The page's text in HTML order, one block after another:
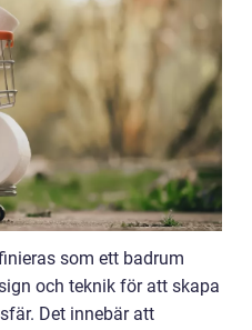
som ett badrum
och teknik för att skapa
Det innebär att